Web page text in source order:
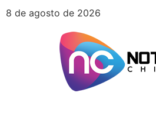
8 de agosto de 2026